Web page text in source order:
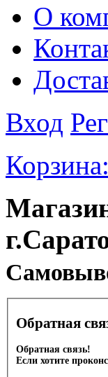
О
Вход
Корзина:
Обратная
Обратная связь!
Если хотите